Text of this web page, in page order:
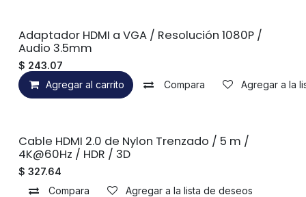
Adaptador HDMI a VGA / Resolución 1080P /
Audio 3.5mm
$ 243.07
Agregar al carrito
Compara Agregar a la
Sin existencias
Cable HDMI 2.0 de Nylon Trenzado / 5 m /
4K@60Hz / HDR / 3D
$ 327.64
Compara
Agregar a la lista de deseos